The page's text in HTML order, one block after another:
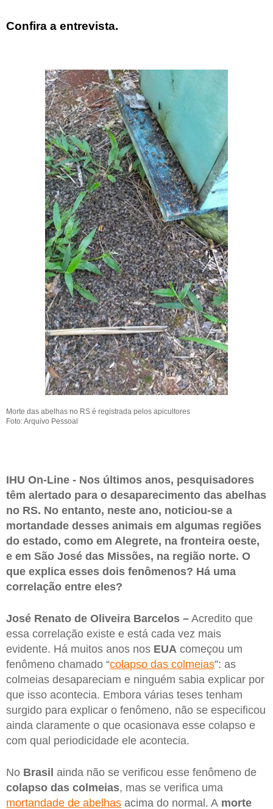
Confira a entrevista.
Morte das abelhas no RS é registrada pelos apicultores
Foto: Arquivo Pessoal
IHU On-Line - Nos últimos anos, pesquisadores
têm alertado para o desaparecimento das abelhas
no RS. No entanto, neste ano, noticiou-se a
mortandade desses animais em algumas regiões
do estado, como em Alegrete, na fronteira oeste,
e em São José das Missões, na região norte. O
que explica esses dois fenômenos? Há uma
correlação entre eles?
José Renato de Oliveira Barcelos – Acredito que
essa correlação existe e está cada vez mais
evidente. Há muitos anos nos EUA começou um
fenômeno chamado “colapso das colmeias”: as
colmeias desapareciam e ninguém sabia explicar por
que isso acontecia. Embora várias teses tenham
surgido para explicar o fenômeno, não se especificou
ainda claramente o que ocasionava esse colapso e
com qual periodicidade ele acontecia.
No Brasil ainda não se verificou esse fenômeno de
colapso das colmeias, mas se verifica uma
mortandade de abelhas acima do normal. A morte